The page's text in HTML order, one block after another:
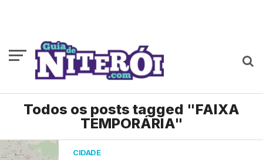
Todos os posts tagged "FAIXA
TEMPORÁRIA"
CIDADE